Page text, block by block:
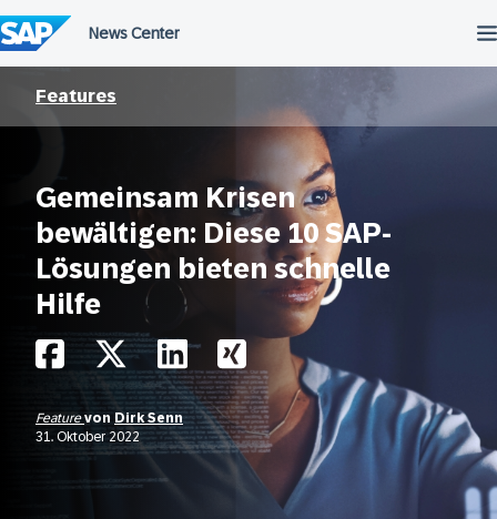
Features
Gemeinsam Krisen
bewältigen: Diese 10 SAP-
Lösungen bieten schnelle
Hilfe
Featurevon Dirk Senn
31. Oktober 2022